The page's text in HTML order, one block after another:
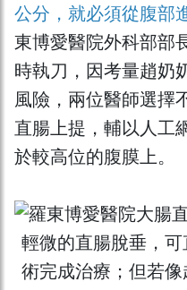
公分，就必須從腹部
東博愛醫院外科部部
時執刀，因考量趙奶
風險，兩位醫師選擇
直腸上提，輔以人工
於較高位的腹膜上。